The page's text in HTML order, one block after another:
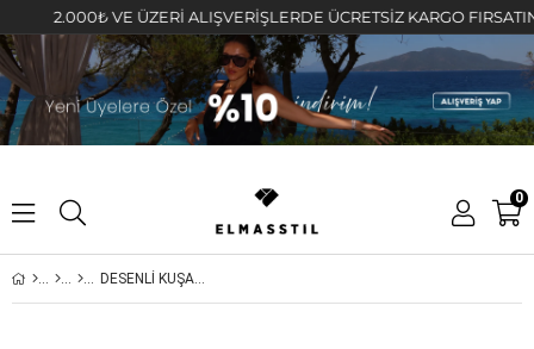
2.000₺ VE ÜZERİ ALIŞVERİŞLERDE ÜCRETSİZ KARGO FIRSATINI
0
DESENLİ KUŞAKLI BOL PAÇA PANTOLON